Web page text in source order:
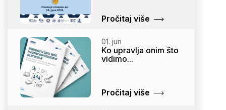
Pročitaj više
01. jun
Ko upravlja onim što
vidimo...
Pročitaj više